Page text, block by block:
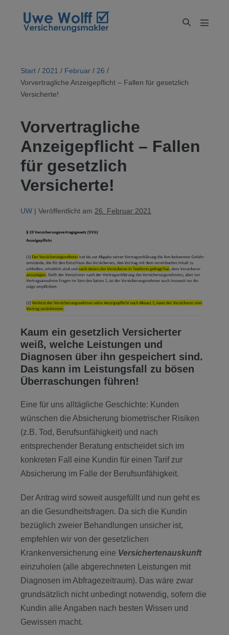
Suche-
Start / 2021 / Februar / 26 /
Vorvertragliche Anzeigepflicht – Fallen für gesetzlich
Versicherte!
Vorvertragliche
Anzeigepflicht – Fallen
für gesetzlich
Versicherte!
UW | Veröffentlicht am 26. Februar 2021
Kaum ein gesetzlich Versicherter
weiß, welche Leistungen und
Diagnosen über ihn gespeichert sind.
Das kann im Leistungsfall zu bösen
Überraschungen führen!
Eine für uns alltägliche Geschichte: Kunden
wünschen die Absicherung biometrischer Risiken
(z.B. Tod, Berufsunfähigkeit) und nach
entsprechender Beratung entscheidet sich im
konkreten Fall eine Kundin für einen Tarif zur
Absicherung im Falle der Berufsunfähigkeit.
Der Antrag wird soweit ausgefüllt und nun geht es
an die Gesundheitsfragen. Da sich die Kundin
bezüglich zweier Behandlungen unsicher ist,
empfehlen wir von der gesetzlichen
Krankenversicherung eine Versichertenauskunft
einzuholen (alle abgerechneten Leistungen mit
Diagnosen im Abfragezeitraum). Das wäre zwar
grundsätzlich nicht unbedingt notwendig, sofern die
Kundin alle Angaben nach besten Wissen und
Gewissen macht.